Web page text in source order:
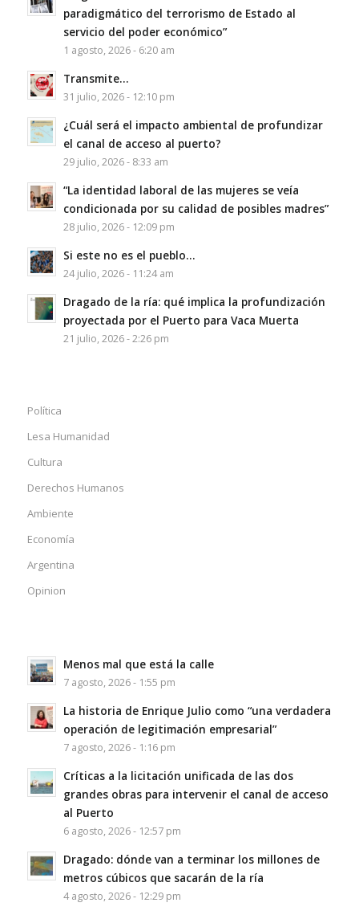
paradigmático del terrorismo de Estado al
servicio del poder económico”
1 agosto, 2026 - 6:20 am
Transmite…
31 julio, 2026 - 12:10 pm
¿Cuál será el impacto ambiental de profundizar
el canal de acceso al puerto?
29 julio, 2026 - 8:33 am
“La identidad laboral de las mujeres se veía
condicionada por su calidad de posibles madres”
28 julio, 2026 - 12:09 pm
Si este no es el pueblo…
24 julio, 2026 - 11:24 am
Dragado de la ría: qué implica la profundización
proyectada por el Puerto para Vaca Muerta
21 julio, 2026 - 2:26 pm
Política
Lesa Humanidad
Cultura
Derechos Humanos
Ambiente
Economía
Argentina
Opinion
Menos mal que está la calle
7 agosto, 2026 - 1:55 pm
La historia de Enrique Julio como “una verdadera
operación de legitimación empresarial”
7 agosto, 2026 - 1:16 pm
Críticas a la licitación unificada de las dos
grandes obras para intervenir el canal de acceso
al Puerto
6 agosto, 2026 - 12:57 pm
Dragado: dónde van a terminar los millones de
metros cúbicos que sacarán de la ría
4 agosto, 2026 - 12:29 pm